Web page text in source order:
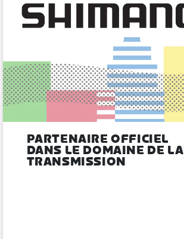
PARTENAIRE OFFICIEL
DANS LE DOMAINE DE LA
TRANSMISSION